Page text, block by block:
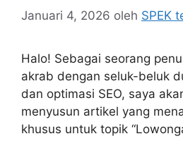
Januari 4, 2026 oleh SPEK
Halo! Sebagai seorang
akrab dengan seluk-beluk
dan optimasi SEO, saya
menyusun artikel yang
khusus untuk topik